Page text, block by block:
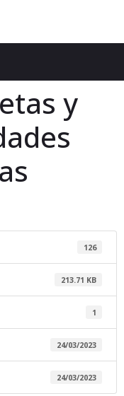
y
126
213.71 KB
1
24/03/2023
24/03/2023